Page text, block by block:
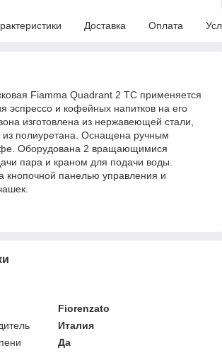
Доставка Оплата
Fiamma Quadrant 2 TC применяется
эспрессо и кофейных напитков на его
изготовлена из нержавеющей стали,
полиуретана. Оснащена ручным
Оборудована 2 вращающимися
пара и краном для подачи воды.
кнопочной панелью управления и
Fiorenzato
Италия
Да